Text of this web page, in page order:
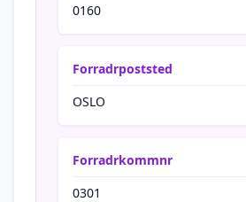
0160
Forradrpoststed
OSLO
Forradrkommnr
0301